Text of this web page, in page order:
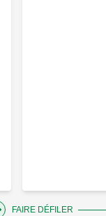
FAIRE DÉFILER